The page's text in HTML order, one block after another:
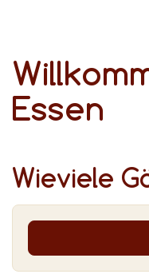
Essen
Wieviele